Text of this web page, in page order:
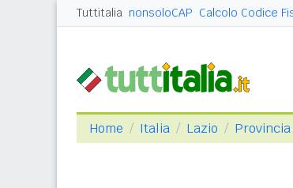
Tuttitalia nonsoloCAP Calcolo Codice
Home Italia Lazio